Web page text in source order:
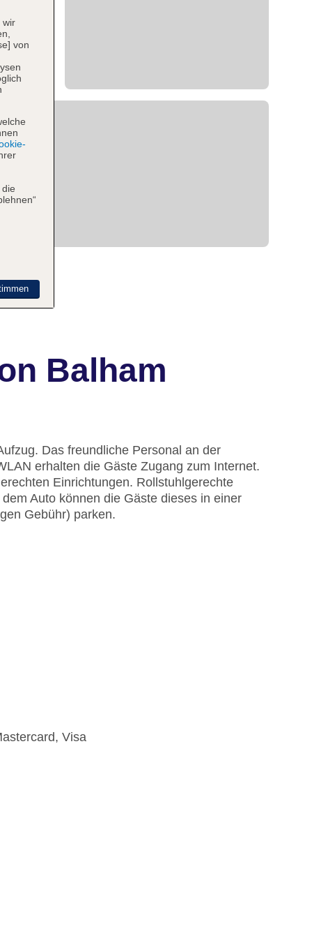
Balham
Das freundliche Personal an der
erhalten die Gäste Zugang zum Internet.
Einrichtungen. Rollstuhlgerechte
Auto können die Gäste dieses in einer
Gebühr) parken.
Visa
wir
von